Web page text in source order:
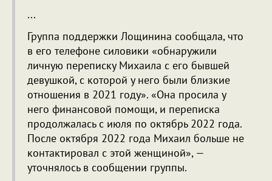
...
Группа поддержки Лощинина сообщала, что
в его телефоне силовики «обнаружили
личную переписку Михаила с его бывшей
девушкой, с которой у него были близкие
отношения в 2021 году». «Она просила у
него финансовой помощи, и переписка
продолжалась с июля по октябрь 2022 года.
После октября 2022 года Михаил больше не
контактировал с этой женщиной», —
уточнялось в сообщении группы.